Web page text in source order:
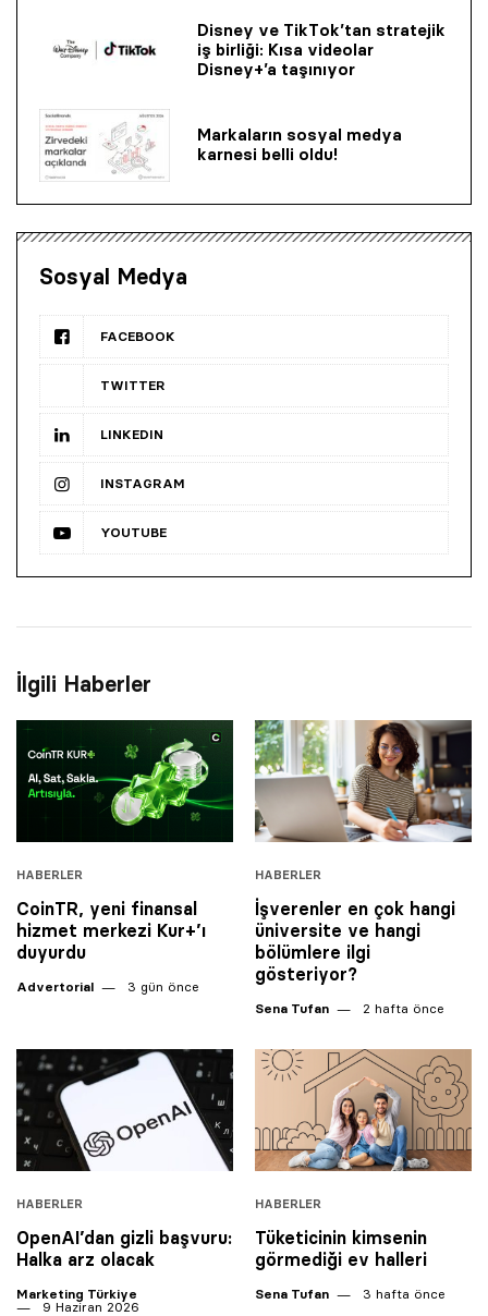
Disney ve TikTok’tan stratejik
iş birliği: Kısa videolar
Disney+’a taşınıyor
Markaların sosyal medya
karnesi belli oldu!
Sosyal Medya
FACEBOOK
TWITTER
LINKEDIN
INSTAGRAM
YOUTUBE
İlgili Haberler
HABERLER
CoinTR, yeni finansal
hizmet merkezi Kur+’ı
duyurdu
Advertorial 3 gün önce
HABERLER
İşverenler en çok hangi
üniversite ve hangi
bölümlere ilgi
gösteriyor?
Sena Tufan 2 hafta önce
HABERLER
OpenAI’dan gizli başvuru:
Halka arz olacak
Marketing Türkiye
9 Haziran 2026
HABERLER
Tüketicinin kimsenin
görmediği ev halleri
Sena Tufan 3 hafta önce